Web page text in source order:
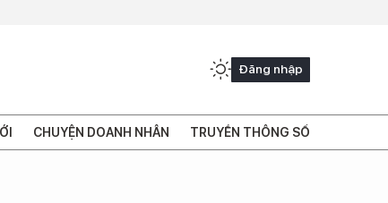
Đăng nhập
CHUYỆN DOANH NHÂN TRUYỀN THÔNG SỐ